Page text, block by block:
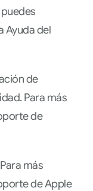
Ayuda del
de
Para más
de
más
de Apple